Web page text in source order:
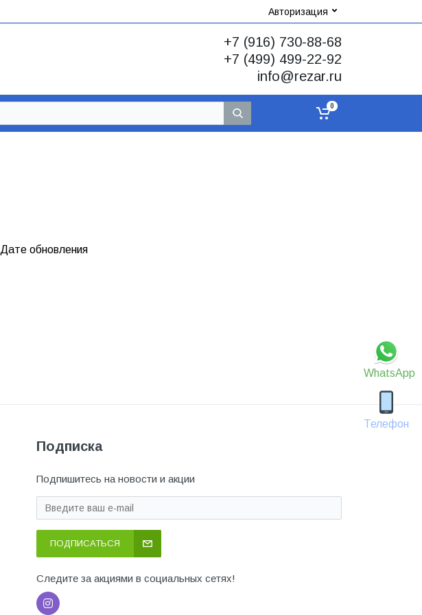
WhatsApp
Телефон
Авторизация
+7 (916) 730-88-68
+7 (499) 499-22-92
info@rezar.ru
0
Дате обновления
Подписка
Подпишитесь на новости и акции
ПОДПИСАТЬСЯ
Следите за акциями в социальных сетях!